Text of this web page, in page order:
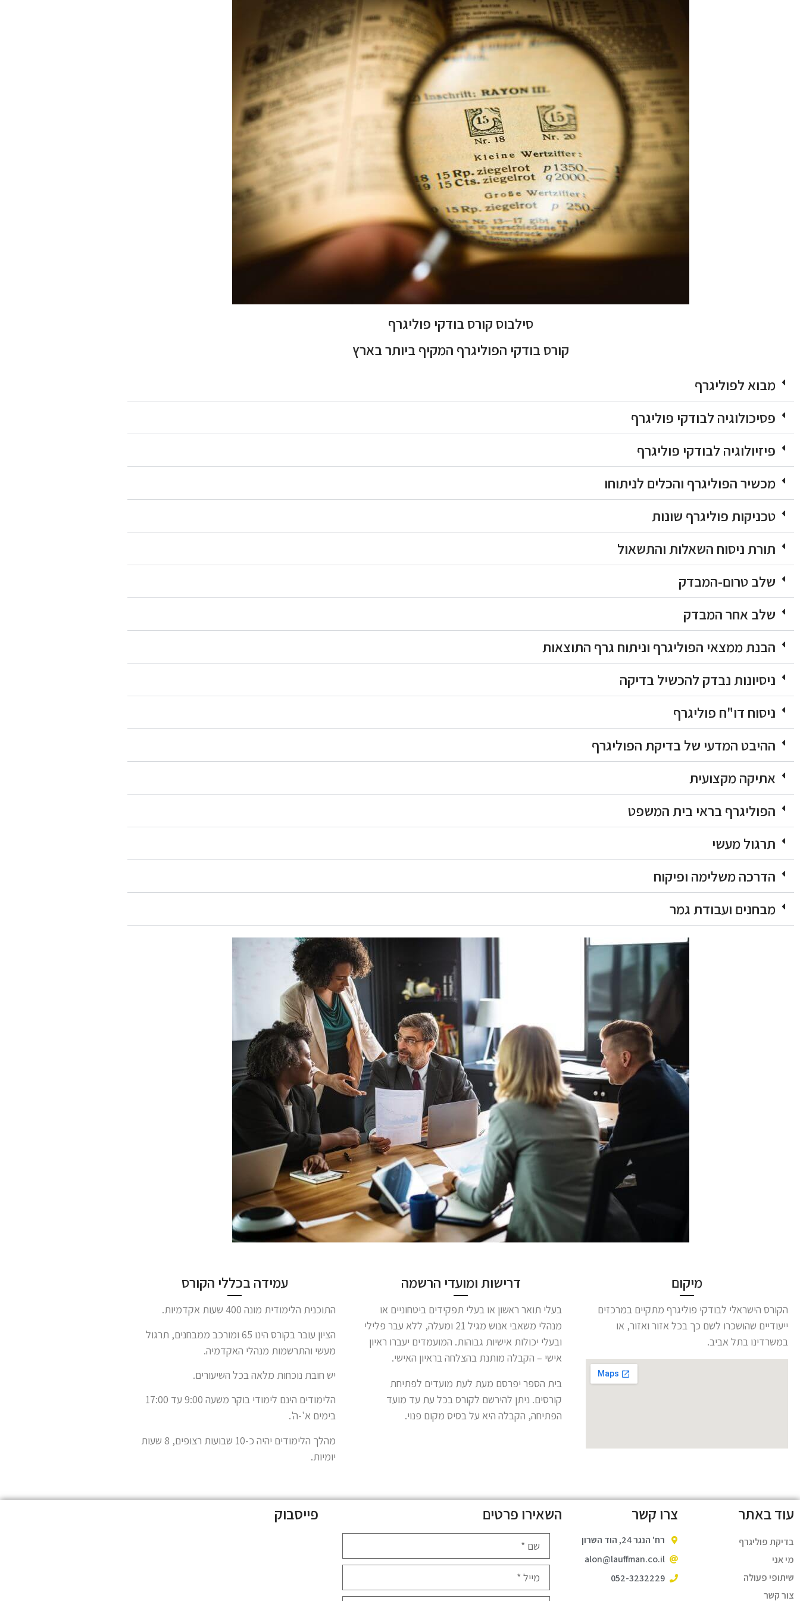
סילבוס קורס בודקי פוליגרף
קורס בודקי הפוליגרף המקיף ביותר בארץ
מבוא לפוליגרף
פסיכולוגיה לבודקי פוליגרף
פיזיולוגיה לבודקי פוליגרף
מכשיר הפוליגרף והכלים לניתוחו
טכניקות פוליגרף שונות
תורת ניסוח השאלות והתשאול
שלב טרום-המבדק
שלב אחר המבדק
הבנת ממצאי הפוליגרף וניתוח גרף התוצאות
ניסיונות נבדק להכשיל בדיקה
ניסוח דו"ח פוליגרף
ההיבט המדעי של בדיקת הפוליגרף
אתיקה מקצועית
הפוליגרף בראי בית המשפט
תרגול מעשי
הדרכה משלימה ופיקוח
מבחנים ועבודת גמר
מיקום
הקורס הישראלי לבודקי פוליגרף מתקיים במרכזים
ייעודיים שהושכרו לשם כך בכל אזור ואזור, או
במשרדינו בתל אביב.
דרישות ומועדי הרשמה
בעלי תואר ראשון או בעלי תפקידים ביטחוניים או
מנהלי משאבי אנוש מגיל 21 ומעלה, ללא עבר פלילי
ובעלי יכולות אישיות גבוהות. המועמדים יעברו ראיון
אישי – הקבלה מותנת בהצלחה בראיון האישי.
בית הספר יפרסם מעת לעת מועדים לפתיחת
קורסים. ניתן להירשם לקורס בכל עת עד מועד
הפתיחה, הקבלה היא על בסיס מקום פנוי.
עמידה בכללי הקורס
התוכנית הלימודית מונה 400 שעות אקדמיות.
הציון עובר בקורס הינו 65 ומורכב ממבחנים, תרגול
מעשי והתרשמות מנהלי האקדמיה.
יש חובת נוכחות מלאה בכל השיעורים.
הלימודים הינם לימודי בוקר משעה 9:00 עד 17:00
בימים א'-ה'.
מהלך הלימודים יהיה כ-10 שבועות רצופים, 8 שעות
יומיות.
עוד באתר
בדיקת פוליגרף
מי אני
שיתופי פעולה
צור קשר
צרו קשר
רח' הנגר 24, הוד השרון
alon@lauffman.co.il
052-3232229
השאירו פרטים פייסבוק